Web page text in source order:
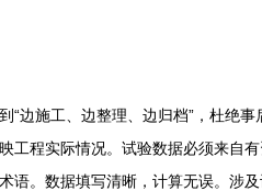
“边施工、边整理、边归档”，杜绝
工程实际情况。试验数据必须来自
语。数据填写清晰，计算无误。涉